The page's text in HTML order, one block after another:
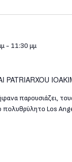
- 11:30 μμ
PATRIARXOU
παρουσιάζει,
Los